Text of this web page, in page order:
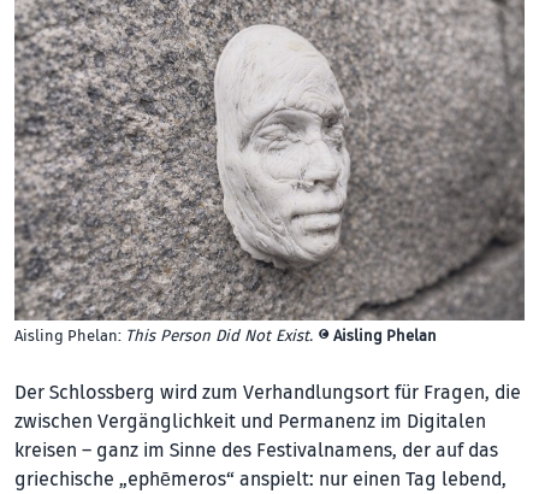
Aisling Phelan: This Person Did Not Exist. ©Aisling Phelan
Der Schlossberg wird zum Verhandlungsort für Fragen, die
zwischen Vergänglichkeit und Permanenz im Digitalen
kreisen – ganz im Sinne des Festivalnamens, der auf das
griechische „ephē­me­ros“ anspielt: nur einen Tag lebend,